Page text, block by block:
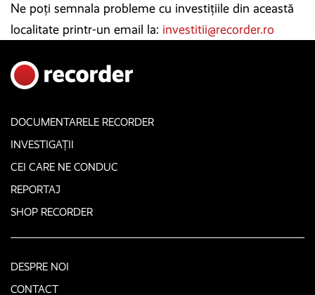
Ne poți semnala probleme cu investițiile din această
localitate printr-un email la: investitii@recorder.ro
DOCUMENTARELE RECORDER
INVESTIGAȚII
CEI CARE NE CONDUC
REPORTAJ
SHOP RECORDER
DESPRE NOI
CONTACT